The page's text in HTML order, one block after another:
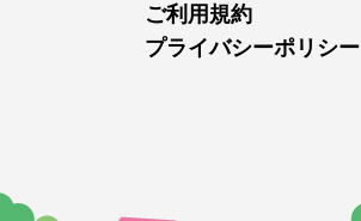
ご利用規約
プライバシーポリシー